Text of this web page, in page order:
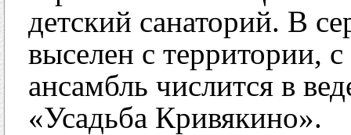
детский санаторий. В
выселен с территории,
ансамбль числится в
«Усадьба Кривякино».